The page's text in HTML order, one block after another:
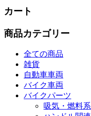
カート
商品カテゴリー
全ての商品
雑貨
自動車車両
バイク車両
バイクパーツ
吸気・燃料系